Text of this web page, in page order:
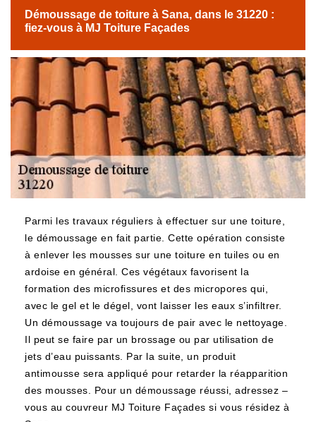
Démoussage de toiture à Sana, dans le 31220 :
fiez-vous à MJ Toiture Façades
Parmi les travaux réguliers à effectuer sur une toiture,
le démoussage en fait partie. Cette opération consiste
à enlever les mousses sur une toiture en tuiles ou en
ardoise en général. Ces végétaux favorisent la
formation des microfissures et des micropores qui,
avec le gel et le dégel, vont laisser les eaux s’infiltrer.
Un démoussage va toujours de pair avec le nettoyage.
Il peut se faire par un brossage ou par utilisation de
jets d’eau puissants. Par la suite, un produit
antimousse sera appliqué pour retarder la réapparition
des mousses. Pour un démoussage réussi, adressez –
vous au couvreur MJ Toiture Façades si vous résidez à